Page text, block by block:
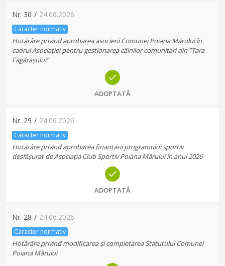
Nr. 30 / 24.06.2026
Caracter normativ
Hotărâre privind aprobarea asocierii Comunei Poiana Mărului în
cadrul Asociației pentru gestionarea câinilor comunitari din ”Țara
Făgărașului”
ADOPTATĂ
Nr. 29 / 24.06.2026
Caracter normativ
Hotărâre privind aprobarea finanțării programului sportiv
desfășurat de Asociația Club Sportiv Poiana Mărului în anul 2026
ADOPTATĂ
Nr. 28 / 24.06.2026
Caracter normativ
Hotărâre privind modificarea și completarea Statutului Comunei
Poiana Mărului